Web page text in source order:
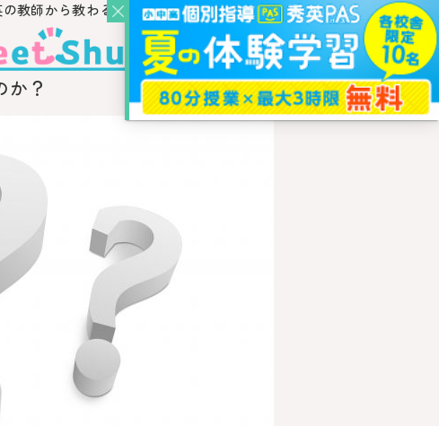
教師から教わるウェブ・メディア
か？